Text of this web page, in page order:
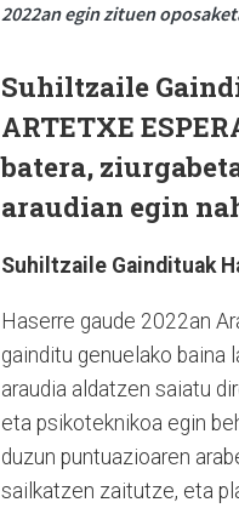
2022an egin zituen
Suhiltzaile
ARTETXE
batera,
araudian egin
Suhiltzaile Gaindituak
Haserre gaude 2022an
gainditu genuelako baina
araudia aldatzen saiatu
eta psikoteknikoa egin
duzun puntuazioaren
sailkatzen zaitutze, eta